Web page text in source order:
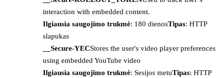
interaction with embedded content.
Ilgiausia saugojimo trukmė: 180 dienosTipas: HTTP
slapukas
__Secure-YECStores the user's video player preferences
using embedded YouTube video
Ilgiausia saugojimo trukmė: Sesijos metuTipas: HTTP